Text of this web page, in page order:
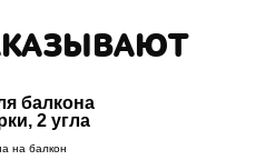
балкона
2 угла